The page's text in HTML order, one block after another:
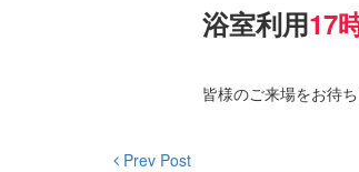
浴室利用17
皆様のご来場をお待ち
Prev Post